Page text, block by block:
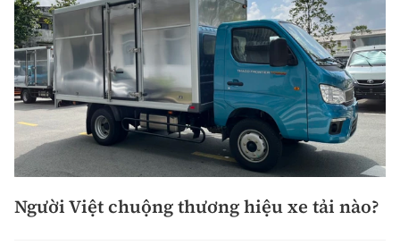
Người Việt chuộng thương hiệu xe tải nào?